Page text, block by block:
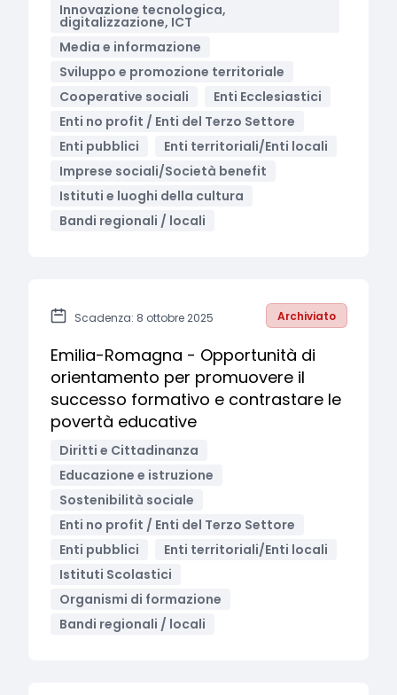
Innovazione tecnologica,
digitalizzazione, ICT
Media e informazione
Sviluppo e promozione territoriale
Cooperative sociali
Enti Ecclesiastici
Enti no profit / Enti del Terzo Settore
Enti pubblici
Enti territoriali/Enti locali
Imprese sociali/Società benefit
Istituti e luoghi della cultura
Bandi regionali / locali
Scadenza: 8 ottobre 2025 Archiviato
Emilia-Romagna - Opportunità di
orientamento per promuovere il
successo formativo e contrastare le
povertà educative
Diritti e Cittadinanza
Educazione e istruzione
Sostenibilità sociale
Enti no profit / Enti del Terzo Settore
Enti pubblici
Enti territoriali/Enti locali
Istituti Scolastici
Organismi di formazione
Bandi regionali / locali